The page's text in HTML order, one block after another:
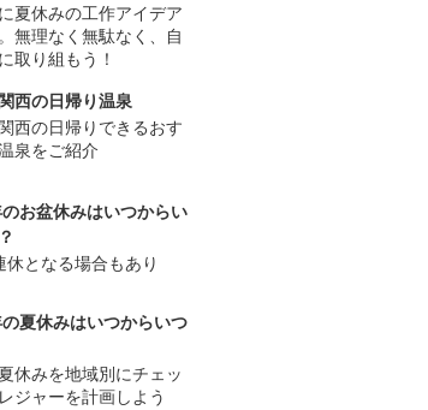
夏休みの工作アイデア
無理なく無駄なく、自
取り組もう！
西の日帰り温泉
西の日帰りできるおす
泉をご紹介
お盆休みはいつからい
休となる場合もあり
夏休みはいつからいつ
休みを地域別にチェッ
ジャーを計画しよう